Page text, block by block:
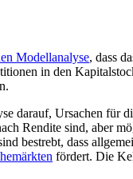
Modellanalyse, dass
in den
darauf, Ursachen für
Rendite sind, aber
bestrebt, dass
fördert. Die